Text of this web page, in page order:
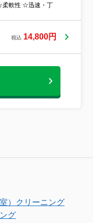
軟性 ☆迅速・丁
税込 14,800円
）クリーニング
グ